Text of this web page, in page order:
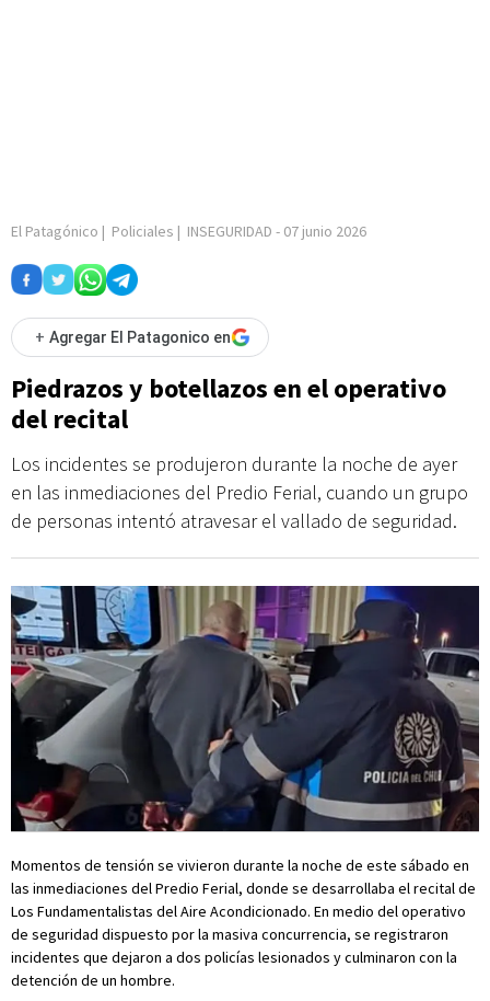
El Patagónico | Policiales | INSEGURIDAD - 07 junio 2026
+ Agregar El Patagonico en
Piedrazos y botellazos en el operativo
del recital
Los incidentes se produjeron durante la noche de ayer
en las inmediaciones del Predio Ferial, cuando un grupo
de personas intentó atravesar el vallado de seguridad.
Momentos de tensión se vivieron durante la noche de este sábado en
las inmediaciones del Predio Ferial, donde se desarrollaba el recital de
Los Fundamentalistas del Aire Acondicionado. En medio del operativo
de seguridad dispuesto por la masiva concurrencia, se registraron
incidentes que dejaron a dos policías lesionados y culminaron con la
detención de un hombre.